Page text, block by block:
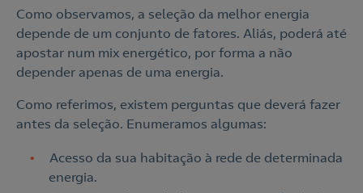
Como observamos, a seleção da melhor energia
depende de um conjunto de fatores. Aliás, poderá até
apostar num mix energético, por forma a não
depender apenas de uma energia.
Como referimos, existem perguntas que deverá fazer
antes da seleção. Enumeramos algumas:
Acesso da sua habitação à rede de determinada
energia.